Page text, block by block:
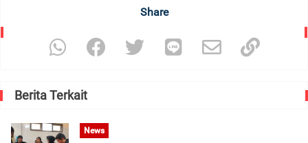
Share
Berita Terkait
News